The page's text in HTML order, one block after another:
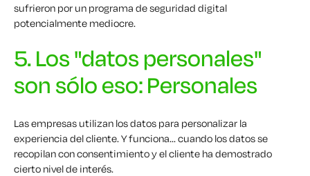
sufrieron por un programa de seguridad digital
potencialmente mediocre.
5. Los "datos personales"
son sólo eso: Personales
Las empresas utilizan los datos para personalizar la
experiencia del cliente. Y funciona... cuando los datos se
recopilan con consentimiento y el cliente ha demostrado
cierto nivel de interés.